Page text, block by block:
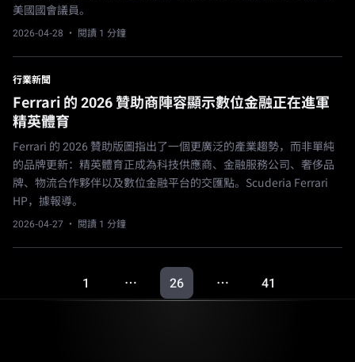
美國國會議員。
2026-04-28 · 閱讀 1 分鐘
行業新聞
Ferrari 的 2026 贊助商陣容顯示數位金融正在進軍
精英體育
Ferrari 的 2026 贊助版圖指出了一個更廣泛的產業趨勢，而非單純
的品牌更新：精英體育正成為科技供應商、金融服務公司、奢侈品
牌、物流合作夥伴以及數位金融平台的交匯點。Scuderia Ferrari
HP，據報導。
2026-04-27 · 閱讀 1 分鐘
1 … 26 … 41